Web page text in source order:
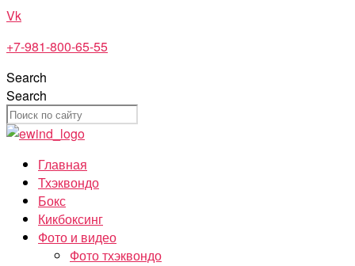
Перейти
содержимому
Vk
+7-981-800-65-55
Search
Search
Главная
Тхэквондо
Бокс
Кикбоксинг
Фото и видео
Фото тхэквондо